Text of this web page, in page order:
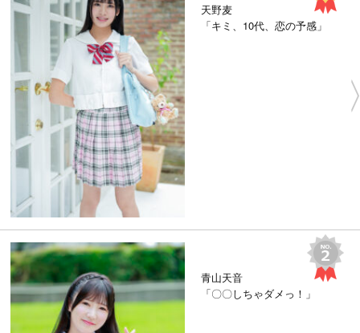
天野麦
「キミ、10代、恋の予感」
青山天音
「〇〇しちゃダメっ！」